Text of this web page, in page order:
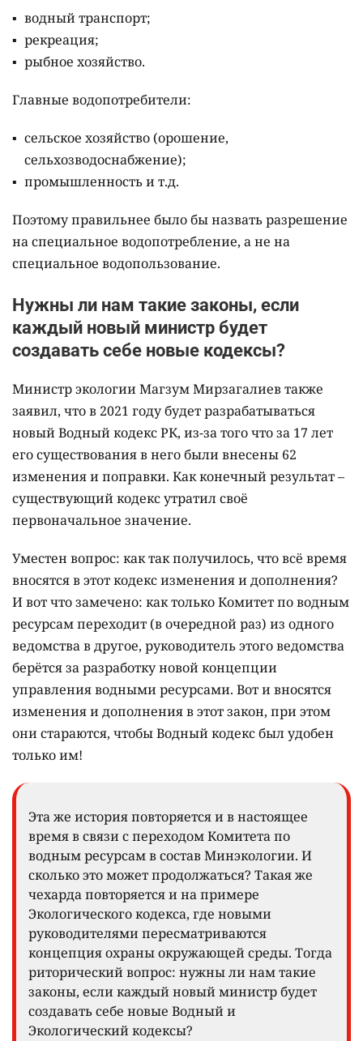
водный транспорт;
рекреация;
рыбное хозяйство.
Главные водопотребители:
сельское хозяйство (орошение,
сельхозводоснабжение);
промышленность и т.д.
Поэтому правильнее было бы назвать разрешение
на специальное водопотребление, а не на
специальное водопользование.
Нужны ли нам такие законы, если
каждый новый министр будет
создавать себе новые кодексы?
Министр экологии Магзум Мирзагалиев также
заявил, что в 2021 году будет разрабатываться
новый Водный кодекс РК, из-за того что за 17 лет
его существования в него были внесены 62
изменения и поправки. Как конечный результат –
существующий кодекс утратил своё
первоначальное значение.
Уместен вопрос: как так получилось, что всё время
вносятся в этот кодекс изменения и дополнения?
И вот что замечено: как только Комитет по водным
ресурсам переходит (в очередной раз) из одного
ведомства в другое, руководитель этого ведомства
берётся за разработку новой концепции
управления водными ресурсами. Вот и вносятся
изменения и дополнения в этот закон, при этом
они стараются, чтобы Водный кодекс был удобен
только им!
Эта же история повторяется и в настоящее
время в связи с переходом Комитета по
водным ресурсам в состав Минэкологии. И
сколько это может продолжаться? Такая же
чехарда повторяется и на примере
Экологического кодекса, где новыми
руководителями пересматриваются
концепция охраны окружающей среды. Тогда
риторический вопрос: нужны ли нам такие
законы, если каждый новый министр будет
создавать себе новые Водный и
Экологический кодексы?